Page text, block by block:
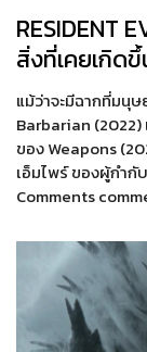
RESIDENT
สิ่งที่เคยเกิดขึ้
แม้ว่าจะมีฉากที่มนุ
Barbarian (2022)
ของ Weapons
เอ็มไพร์ ของผู้กำกั
Comments